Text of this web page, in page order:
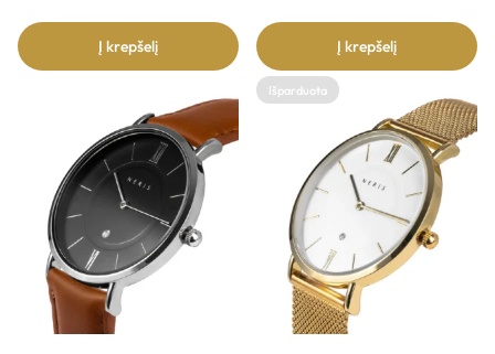
Į krepšelį Į krepšelį
Išparduota